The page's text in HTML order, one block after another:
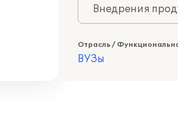
Внедрения
Отрасль /
ВУЗы